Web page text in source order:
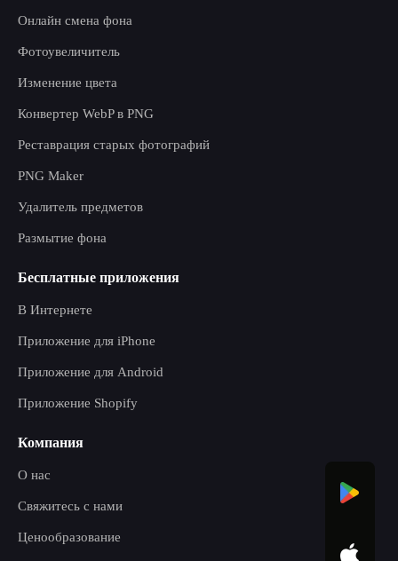
Онлайн смена фона
Фотоувеличитель
Изменение цвета
Конвертер WebP в PNG
Реставрация старых фотографий
PNG Maker
Удалитель предметов
Размытие фона
Бесплатные приложения
В Интернете
Приложение для iPhone
Приложение для Android
Приложение Shopify
Компания
О нас
Свяжитесь с нами
Ценообразование